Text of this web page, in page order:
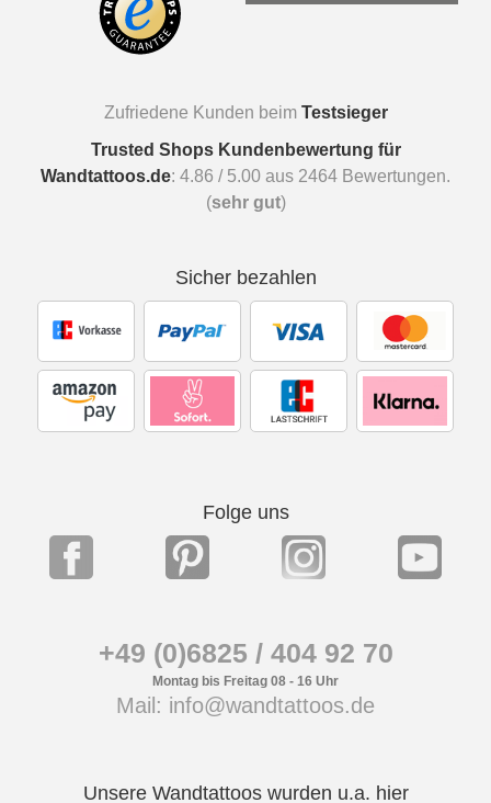
Zufriedene Kunden beim Testsieger
Trusted Shops Kundenbewertung für
Wandtattoos.de: 4.86 / 5.00 aus 2464 Bewertungen.
(sehr gut)
Sicher bezahlen
Folge uns
+49 (0)6825 / 404 92 70
Montag bis Freitag 08 - 16 Uhr
Mail: info@wandtattoos.de
Unsere Wandtattoos wurden u.a. hier